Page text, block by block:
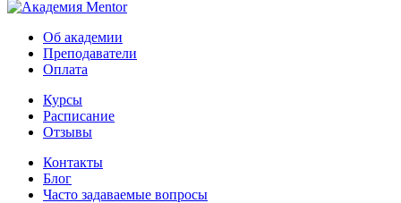
Об академии
Преподаватели
Оплата
Курсы
Расписание
Отзывы
Контакты
Блог
Часто задаваемые вопросы